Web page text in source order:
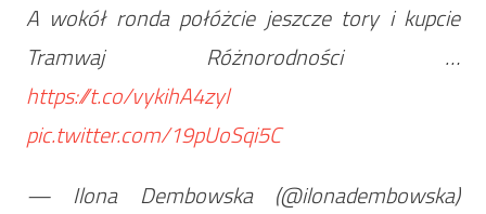
A wokół ronda połóżcie jeszcze tory i kupcie
Tramwaj Różnorodności …
https://t.co/vykihA4zyl
pic.twitter.com/19pUoSqi5C
— Ilona Dembowska (@ilonadembowska)